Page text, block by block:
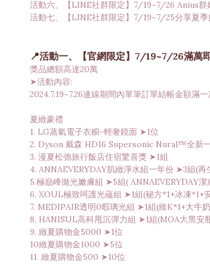
活動六、【LINE社群限定】7/19~7/26 Anius群
活動七、【LINE社群限定】7/19~7/25分享夏
📍活動一、【官網限定】7/19~7/26滿萬
獎品總額高達20萬
➤活動內容:
2024.7.19~7.26連線期間內單筆訂單結帳金額滿
夏緻豪禮
1. LG蒸氣電子衣櫥-輕奢鏡面 ➤1位
2. Dyson 戴森 HD16 Supersonic Nural™全新
3. 漫夏松弛旅行飯店住宿驚喜獎 ➤1組
4. ANNAEVERYDAY肌緻淨水組一年份 ➤3組(再
5.極巔峰拋光嫩膚組 ➤5組( ANNAEVERYDAY
6. XOUL極致呵護光蘊組 ➤1組(秘方*1+冰凍*1+
7. MEDIPAIR透明0暇璃光組 ➤1組(維K*1+大牛
8. HANISUL高科甩沉彈力組 ➤1組(MOA大黑安
9. 緻夏購物金5000 ➤1位
10緻夏購物金1000 ➤5位
11. 緻夏購物金500 ➤10位